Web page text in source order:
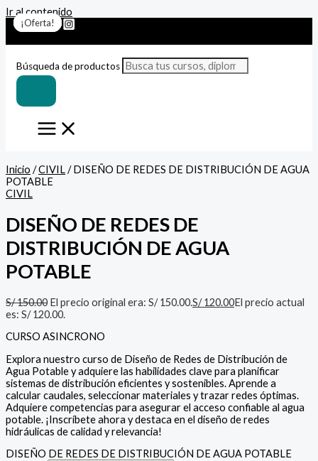
Ir al contenido
Búsqueda de productos
¡Oferta!
Inicio /CIVIL/ DISEÑO DE REDES DE DISTRIBUCIÓN DE AGUA
POTABLE
CIVIL
DISEÑO DE REDES DE
DISTRIBUCIÓN DE AGUA
POTABLE
S/150.00 El precio original era: S/ 150.00.S/120.00El precio actual
es: S/ 120.00.
CURSO ASINCRONO
Explora nuestro curso de Diseño de Redes de Distribución de
Agua Potable y adquiere las habilidades clave para planificar
sistemas de distribución eficientes y sostenibles. Aprende a
calcular caudales, seleccionar materiales y trazar redes óptimas.
Adquiere competencias para asegurar el acceso confiable al agua
potable. ¡Inscríbete ahora y destaca en el diseño de redes
hidráulicas de calidad y relevancia!
DISEÑO DE REDES DE DISTRIBUCIÓN DE AGUA POTABLE
¡Oferta!
¡Oferta!
¡Oferta!
¡Oferta!
¡Oferta!
¡Oferta!